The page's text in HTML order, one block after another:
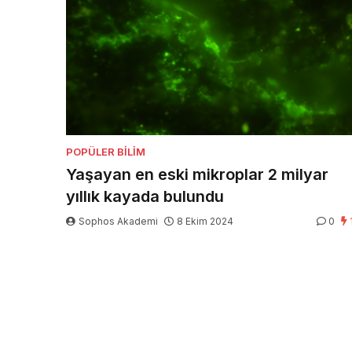
POPÜLER BILIM
Yaşayan en eski mikroplar 2 milyar
yıllık kayada bulundu
Sophos Akademi 8 Ekim 2024 0